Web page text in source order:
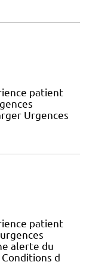
patient
Urgences
patient
alerte du
d